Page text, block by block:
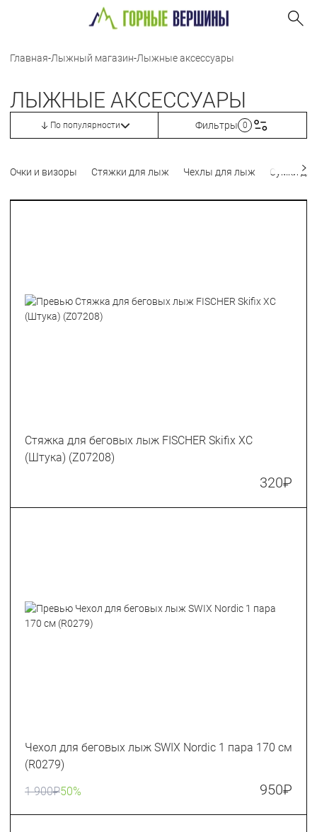
Главная-Лыжный магазин-Лыжные аксессуары
ЛЫЖНЫЕ АКСЕССУАРЫ
По популярности Фильтры 0
Очки и визоры Стяжки для лыж Чехлы для лыж Сумки
Стяжка для беговых лыж FISCHER Skifix XC
(Штука) (Z07208)
320₽
Чехол для беговых лыж SWIX Nordic 1 пара 170 см
(R0279)
1 900₽50% 950₽